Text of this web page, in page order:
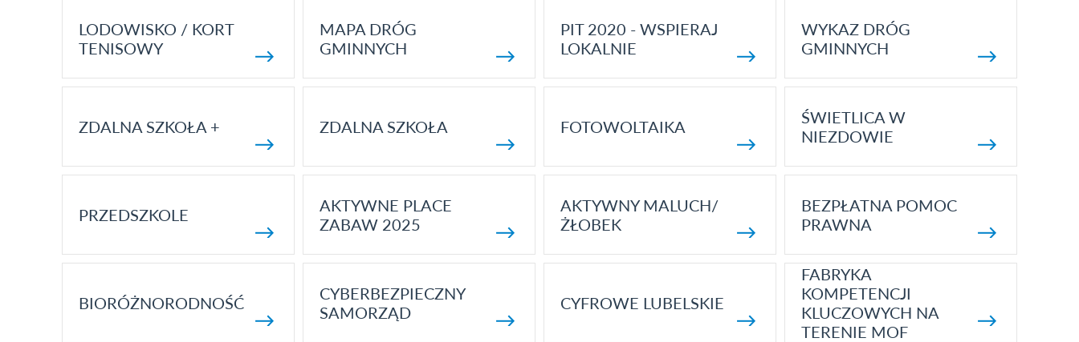
LODOWISKO / KORT
TENISOWY
MAPA DRÓG
GMINNYCH
PIT 2020 - WSPIERAJ
LOKALNIE
WYKAZ DRÓG
GMINNYCH
ZDALNA SZKOŁA + ZDALNA SZKOŁA FOTOWOLTAIKA
ŚWIETLICA W
NIEZDOWIE
PRZEDSZKOLE
AKTYWNE PLACE
ZABAW 2025
AKTYWNY MALUCH/
ŻŁOBEK
BEZPŁATNA POMOC
PRAWNA
BIORÓŻNORODNOŚĆ
CYBERBEZPIECZNY
SAMORZĄD
CYFROWE LUBELSKIE
FABRYKA
KOMPETENCJI
KLUCZOWYCH NA
TERENIE MOF